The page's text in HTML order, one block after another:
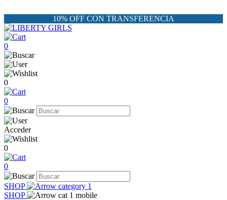
10% OFF CON TRANSFERENCIA
0
0
0
Acceder
0
0
SHOP
SHOP